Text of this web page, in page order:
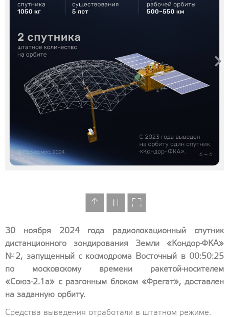
30 ноября 2024 года радиолокационный спутник
дистанционного зондирования Земли «Кондор-ФКА»
№2, запущенный с космодрома Восточный в 00:50:25
по московскому времени ракетой-носителем
«Союз-2.1а» с разгонным блоком «Фрегат», доставлен
на заданную орбиту.
Средства выведения отработали в штатном режиме.